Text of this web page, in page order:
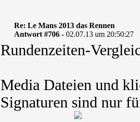
Re: Le Mans 2013 das Rennen
Antwort #706 - 02.07.13 um 20:50:27
Rundenzeiten-
Media Dateien und
Signaturen sind nur